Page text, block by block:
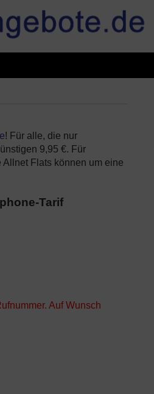
! Für alle, die nur
9,95 €. Für
Flats können um eine
Tarif
Auf Wunsch